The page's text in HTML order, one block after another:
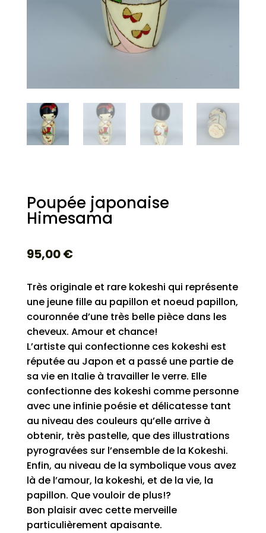
Poupée japonaise
Himesama
95,00€
Très originale et rare kokeshi qui représente
une jeune fille au papillon et noeud papillon,
couronnée d’une très belle pièce dans les
cheveux. Amour et chance!
L’artiste qui confectionne ces kokeshi est
réputée au Japon et a passé une partie de
sa vie en Italie à travailler le verre. Elle
confectionne des kokeshi comme personne
avec une infinie poésie et délicatesse tant
au niveau des couleurs qu’elle arrive à
obtenir, très pastelle, que des illustrations
pyrogravées sur l’ensemble de la Kokeshi.
Enfin, au niveau de la symbolique vous avez
là de l’amour, la kokeshi, et de la vie, la
papillon. Que vouloir de plus!?
Bon plaisir avec cette merveille
particulièrement apaisante.